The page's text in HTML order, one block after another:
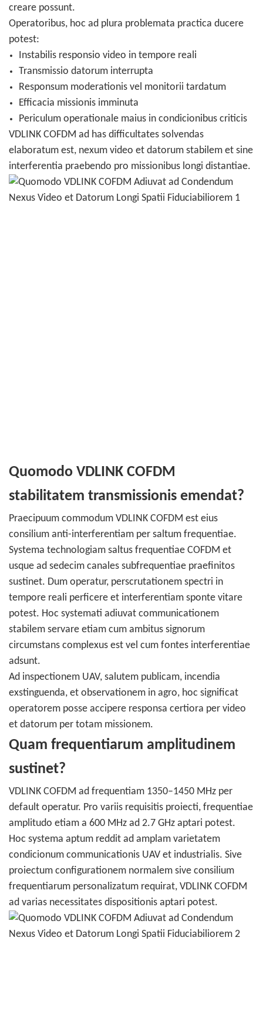
creare possunt.
Operatoribus, hoc ad plura problemata practica ducere
potest:
Instabilis responsio video in tempore reali
Transmissio datorum interrupta
Responsum moderationis vel monitorii tardatum
Efficacia missionis imminuta
Periculum operationale maius in condicionibus criticis
VDLINK COFDM ad has difficultates solvendas
elaboratum est, nexum video et datorum stabilem et sine
interferentia praebendo pro missionibus longi distantiae.
Quomodo VDLINK COFDM
stabilitatem transmissionis emendat?
Praecipuum commodum VDLINK COFDM est eius
consilium anti-interferentiam per saltum frequentiae.
Systema technologiam saltus frequentiae COFDM et
usque ad sedecim canales subfrequentiae praefinitos
sustinet. Dum operatur, perscrutationem spectri in
tempore reali perficere et interferentiam sponte vitare
potest. Hoc systemati adiuvat communicationem
stabilem servare etiam cum ambitus signorum
circumstans complexus est vel cum fontes interferentiae
adsunt.
Ad inspectionem UAV, salutem publicam, incendia
exstinguenda, et observationem in agro, hoc significat
operatorem posse accipere responsa certiora per video
et datorum per totam missionem.
Quam frequentiarum amplitudinem
sustinet?
VDLINK COFDM ad frequentiam 1350–1450 MHz per
default operatur. Pro variis requisitis proiecti, frequentiae
amplitudo etiam a 600 MHz ad 2.7 GHz aptari potest.
Hoc systema aptum reddit ad amplam varietatem
condicionum communicationis UAV et industrialis. Sive
proiectum configurationem normalem sive consilium
frequentiarum personalizatum requirat, VDLINK COFDM
ad varias necessitates dispositionis aptari potest.